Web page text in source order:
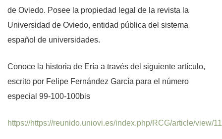
de Oviedo. Posee la propiedad legal de la revista la
Universidad de Oviedo, entidad pública del sistema
español de universidades.
Conoce la historia de Ería a través del siguiente artículo,
escrito por Felipe Fernández García para el número
especial 99-100-100bis
https://https://reunido.uniovi.es/index.php/RCG/article/view/